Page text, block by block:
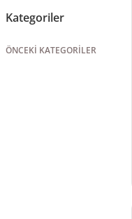
Kategoriler
ÖNCEKI KATEGORILER